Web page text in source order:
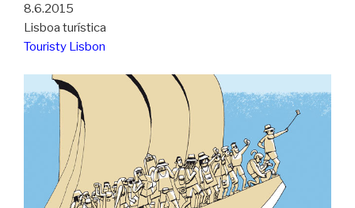
8.6.2015
Lisboa turística
Touristy Lisbon